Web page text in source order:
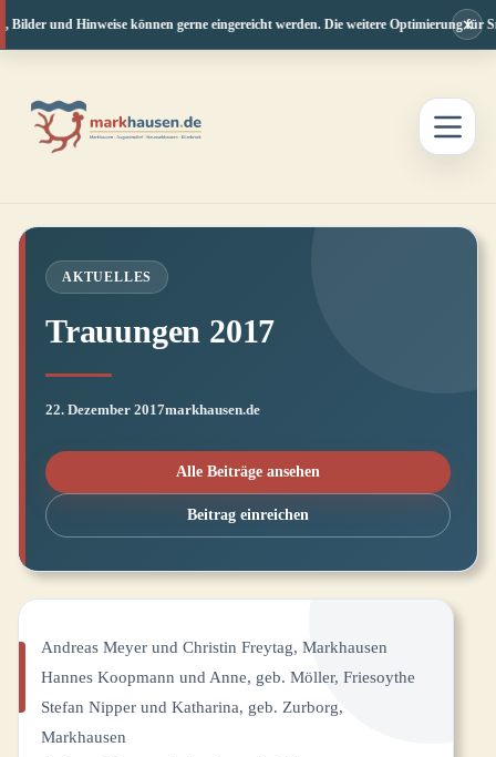
und Hinweise können gerne eingereicht werden. Die weitere Optimierung für
×
springen
AKTUELLES
Trauungen 2017
22. Dezember 2017markhausen.de
Alle Beiträge ansehen
Beitrag einreichen
Andreas Meyer und Christin Freytag, Markhausen
Hannes Koopmann und Anne, geb. Möller, Friesoythe
Stefan Nipper und Katharina, geb. Zurborg,
Markhausen